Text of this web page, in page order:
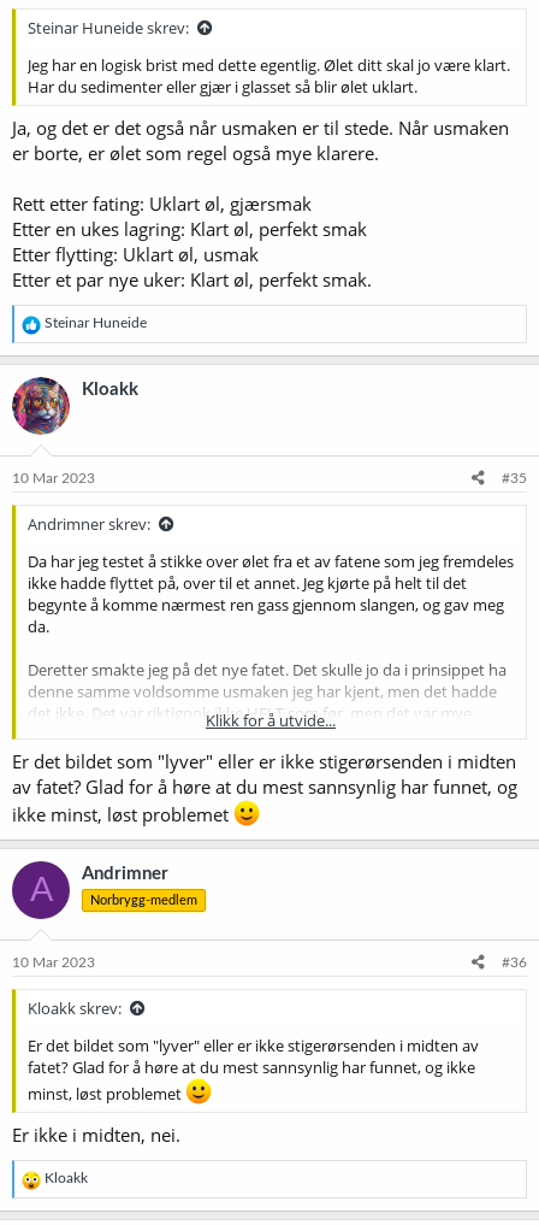
Steinar Huneide skrev:
Jeg har en logisk brist med dette egentlig. Ølet ditt skal jo være klart.
Har du sedimenter eller gjær i glasset så blir ølet uklart.
Ja, og det er det også når usmaken er til stede. Når usmaken
er borte, er ølet som regel også mye klarere.
Rett etter fating: Uklart øl, gjærsmak
Etter en ukes lagring: Klart øl, perfekt smak
Etter flytting: Uklart øl, usmak
Etter et par nye uker: Klart øl, perfekt smak.
R
e
a
k
s
j
o
e
Steinar Huneide
Kloakk
10 Mar 2023 #35
Andrimner skrev:
Da har jeg testet å stikke over ølet fra et av fatene som jeg fremdeles
ikke hadde flyttet på, over til et annet. Jeg kjørte på helt til det
begynte å komme nærmest ren gass gjennom slangen, og gav meg
da.
Deretter smakte jeg på det nye fatet. Det skulle jo da i prinsippet ha
denne samme voldsomme usmaken jeg har kjent, men det hadde
det ikke. Det var riktignok ikke HELT som før, men det var mye
nærmere smaken den skulle ha, enn det jeg har kjent før.
Så åpnet jeg det gamle fatet, og konstaterte at det da lå igjen en god
del bunnfall i bunn. Jeg er ganske sikker på at det er synderen.
Og så sitter jeg akkurat nå med en øl fra fatet jeg flyttet ned i går,
ETTER omstikking. Den lille "resten" av usmak jeg kjente i går er nå
borte, og ølet smaker slik det skal. Jeg er ganske sikker på at jeg nå
har funnet løsningen!
Klikk for å utvide...
Er det bildet som "lyver" eller er ikke stigerørsenden i midten
av fatet? Glad for å høre at du mest sannsynlig har funnet, og
ikke minst, løst problemet
A Andrimner
Norbrygg-medlem
10 Mar 2023 #36
Kloakk skrev:
Er det bildet som "lyver" eller er ikke stigerørsenden i midten av
fatet? Glad for å høre at du mest sannsynlig har funnet, og ikke
minst, løst problemet
Er ikke i midten, nei.
R
e
a
Kloakk